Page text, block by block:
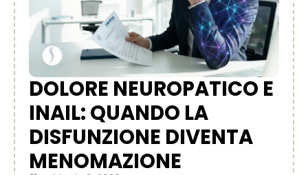
DOLORE NEUROPATICO E
INAIL: QUANDO LA
DISFUNZIONE DIVENTA
MENOMAZIONE